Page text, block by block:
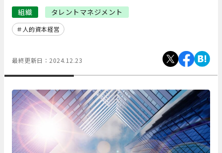
組織 タレントマネジメント
人的資本経営
最終更新日： 2024.12.23